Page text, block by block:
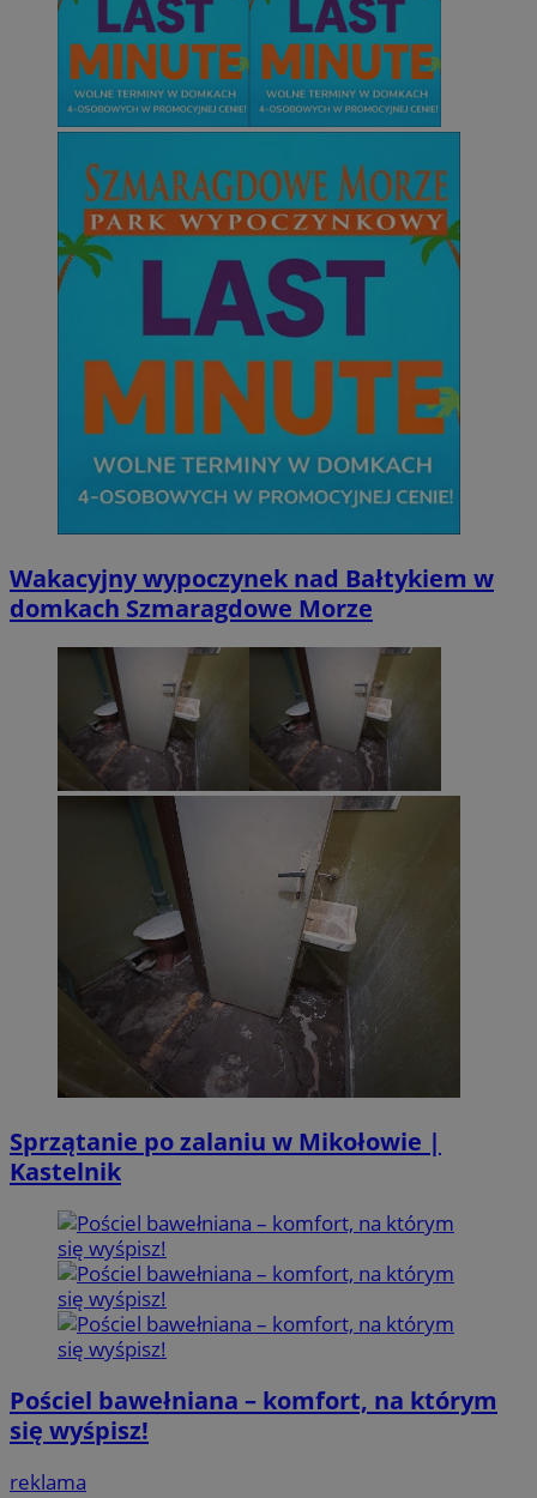
Wakacyjny wypoczynek nad Bałtykiem w
domkach Szmaragdowe Morze
Sprzątanie po zalaniu w Mikołowie |
Kastelnik
Pościel bawełniana – komfort, na którym
się wyśpisz!
reklama